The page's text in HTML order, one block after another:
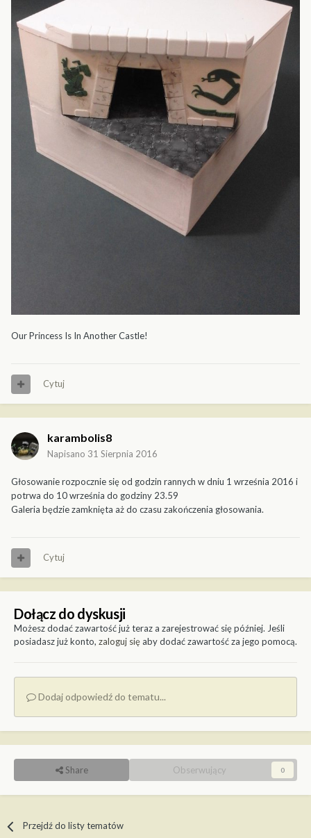
Our Princess Is In Another Castle!
Cytuj
karambolis8
Napisano 31 Sierpnia 2016
Głosowanie rozpocznie się od godzin rannych w dniu 1 września 2016 i
potrwa do 10 września do godziny 23.59
Galeria będzie zamknięta aż do czasu zakończenia głosowania.
Cytuj
Dołącz do dyskusji
Możesz dodać zawartość już teraz a zarejestrować się później. Jeśli
posiadasz już konto, zaloguj sięaby dodać zawartość za jego pomocą.
Dodaj odpowiedź do tematu...
Share Obserwujący 0
Przejdź do listy tematów